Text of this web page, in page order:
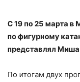
С 19 по 25 марта в
по фигурному
представлял Миша
По итогам двух